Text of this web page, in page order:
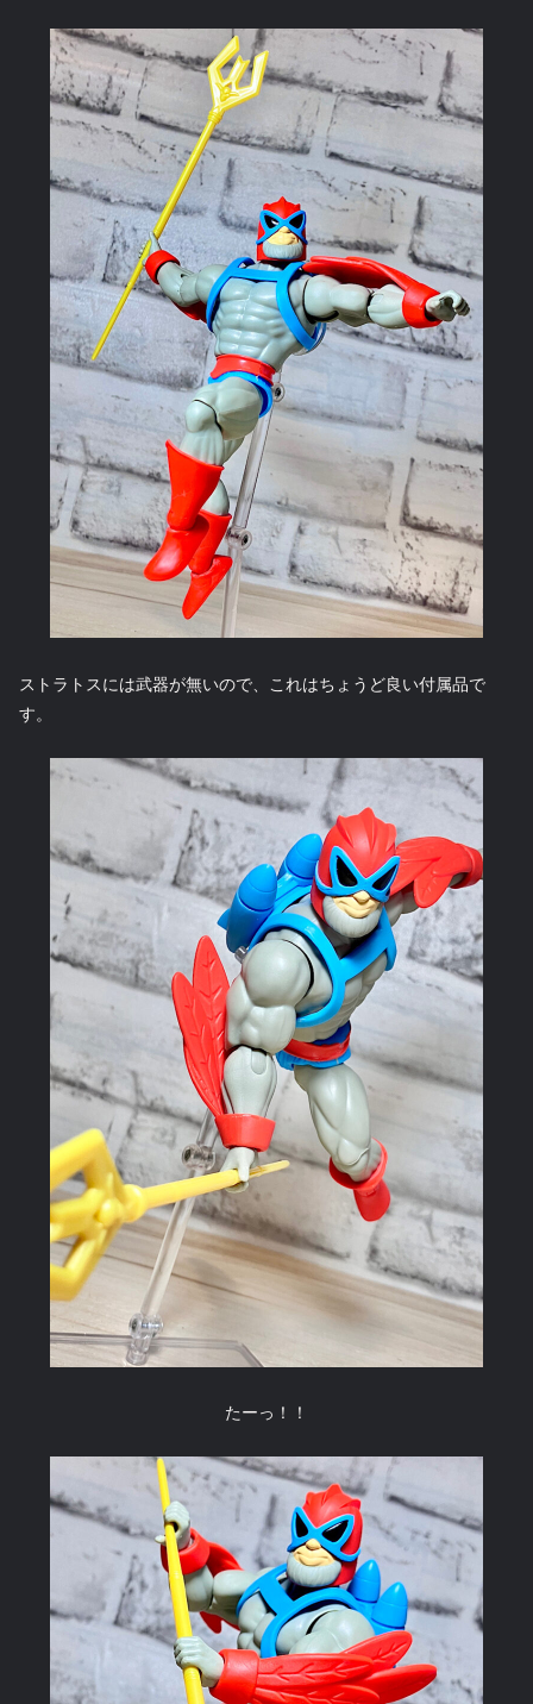
ストラトスには武器が無いので、これはちょうど良い付属品で
す。
たーっ！！